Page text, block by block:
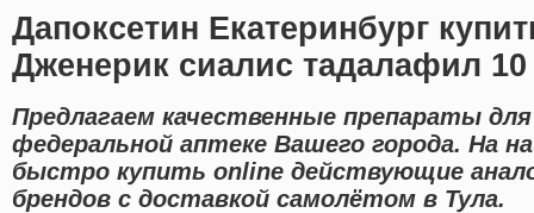
Дапоксетин Екатеринбург
Дженерик сиалис тадалафил
Предлагаем качественные препараты для
федеральной аптеке Вашего города. На
быстро купить online действующие
брендов с доставкой самолётом в Тула.